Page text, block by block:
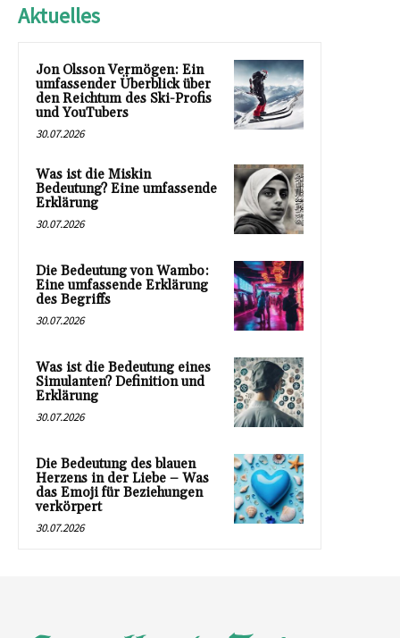
Aktuelles
Jon Olsson Vermögen: Ein
umfassender Überblick über
den Reichtum des Ski-Profis
und YouTubers
30.07.2026
Was ist die Miskin
Bedeutung? Eine umfassende
Erklärung
30.07.2026
Die Bedeutung von Wambo:
Eine umfassende Erklärung
des Begriffs
30.07.2026
Was ist die Bedeutung eines
Simulanten? Definition und
Erklärung
30.07.2026
Die Bedeutung des blauen
Herzens in der Liebe – Was
das Emoji für Beziehungen
verkörpert
30.07.2026